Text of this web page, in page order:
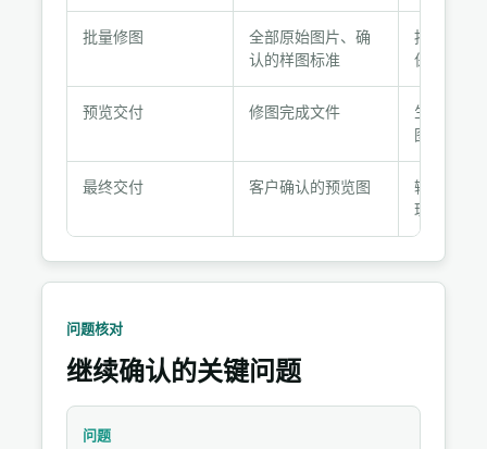
付
点
批量修图
全部原始图片、确
认的样图标准
按标准批
保持沟通
预览交付 修图完成文件
生成低分
图供检查
最终交付 客户确认的预览图
输出最终
理文件清
问题核对
继续确认的关键问题
问题